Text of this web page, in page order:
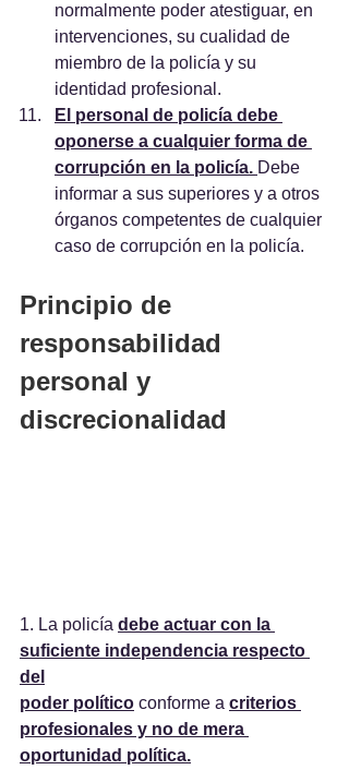
normalmente poder atestiguar, en
intervenciones, su cualidad de
miembro de la policía y su
identidad profesional.
El personal de policía debe
oponerse a cualquier forma de
corrupción en la policía. Debe
informar a sus superiores y a otros
órganos competentes de cualquier
caso de corrupción en la policía.
Principio de
responsabilidad
personal y
discrecionalidad
1. La policía debe actuar con la
suficiente independencia respecto
del
poder político conforme a criterios
profesionales y no de mera
oportunidad política.